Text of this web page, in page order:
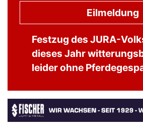
Eilmeldung
Festzug des JURA-
dieses Jahr
leider ohne